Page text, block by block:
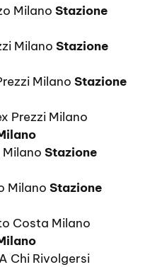
Milano Stazione
Milano Stazione
Milano Stazione
Prezzi Milano
Milano Stazione
Milano Stazione
Costa Milano
Chi Rivolgersi